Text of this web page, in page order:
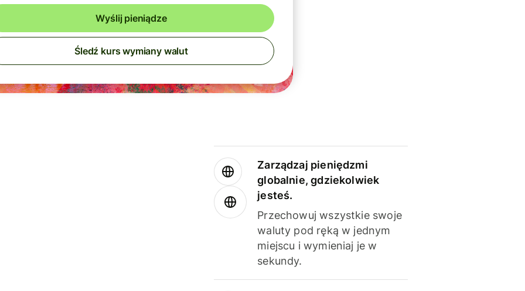
Wyślij pieniądze
Śledź kurs wymiany walut
Zarządzaj pieniędzmi
globalnie, gdziekolwiek
jesteś.
Przechowuj wszystkie swoje
waluty pod ręką w jednym
miejscu i wymieniaj je w
sekundy.